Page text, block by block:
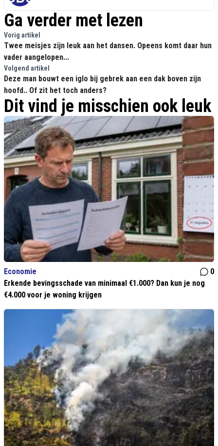
Ga verder met lezen
Vorig artikel
Twee meisjes zijn leuk aan het dansen. Opeens komt daar hun
vader aangelopen...
Volgend artikel
Deze man bouwt een iglo bij gebrek aan een dak boven zijn
hoofd.. Of zit het toch anders?
Dit vind je misschien ook leuk
Economie
0
Erkende bevingsschade van minimaal €1.000? Dan kun je nog
€4.000 voor je woning krijgen